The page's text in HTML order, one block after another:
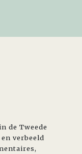
de Tweede
verbeeld